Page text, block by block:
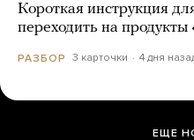
Короткая инструкция
переходить на
РАЗБОР 3 карточки 4 дня
ЕЩЕ